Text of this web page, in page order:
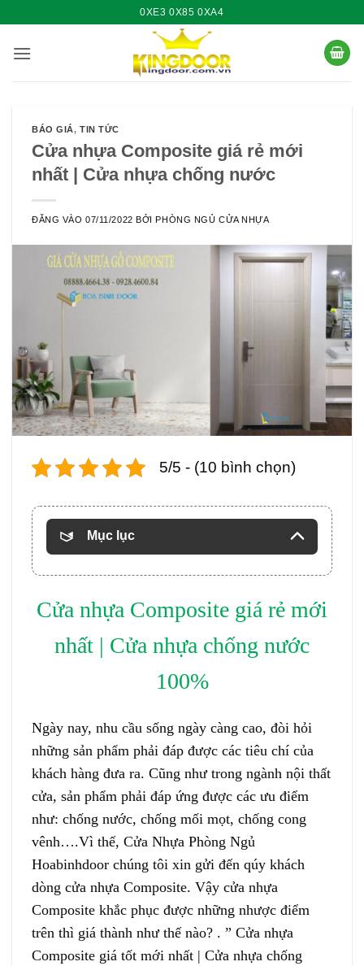
nội
0XE3 0X85 0XA4
BÁO GIÁ,TIN TỨC
Cửa nhựa Composite giá rẻ mới
nhất | Cửa nhựa chống nước
ĐĂNG VÀO07/11/2022 BỞIPHÒNG NGỦ CỬA NHỰA
5/5 - (10 bình chọn)
Mục lục
Cửa nhựa Composite giá rẻ mới
nhất | Cửa nhựa chống nước
100%
Ngày nay, nhu cầu sống ngày càng cao, đòi hỏi
những sản phẩm phải đáp được các tiêu chí của
khách hàng đưa ra. Cũng như trong ngành nội thất
cửa, sản phẩm phải đáp ứng được các ưu điểm
như: chống nước, chống mối mọt, chống cong
vênh….Vì thế, Cửa Nhựa Phòng Ngủ
Hoabinhdoor chúng tôi xin gửi đến qúy khách
dòng cửa nhựa Composite. Vậy cửa nhựa
Composite khắc phục được những nhược điểm
trên thì giá thành như thế nào? . ” Cửa nhựa
Composite giá tốt mới nhất | Cửa nhựa chống